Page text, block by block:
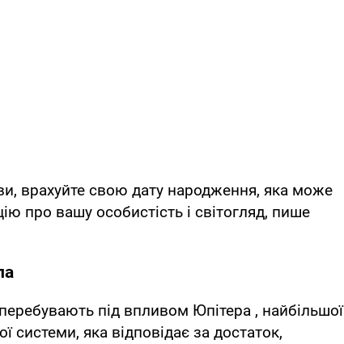
врахуйте свою дату народження, яка може
про вашу особистість і світогляд, пише
під впливом Юпітера , найбільшої
системи, яка відповідає за достаток,